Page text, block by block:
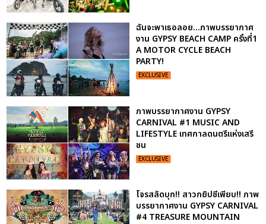
ฉันจะพาเธอลอย...ภาพบรรยากาศ
งาน GYPSY BEACH CAMP ครั้งที่1
A MOTOR CYCLE BEACH
PARTY!
EXCLUSIVE
ภาพบรรยากาศงาน GYPSY
CARNIVAL #1 MUSIC AND
LIFESTYLE เทศกาลดนตรีแห่งเสรี
ชน
EXCLUSIVE
โจรสลัดบุก!! สาวกยิปซีเพียบ!! ภาพ
บรรยากาศงาน GYPSY CARNIVAL
#4 TREASURE MOUNTAIN